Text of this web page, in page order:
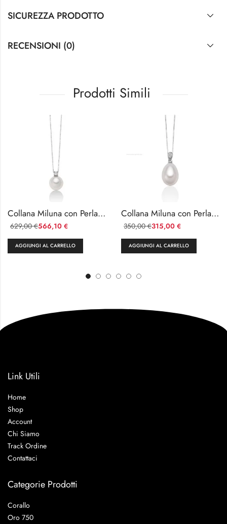
SICUREZZA PRODOTTO
RECENSIONI (0)
Prodotti Simili
Collana Miluna con Perla Akoya e Diamante in Oro 18kt
566,10 €
629,00€
AGGIUNGI AL CARRELLO
Collana Miluna con Perla Naturale e Diamanti in Oro 18kt
315,00 €
350,00€
AGGIUNGI AL CARRELLO
Categorie Prodotti
Corallo
Oro 750
Link Utili
Home
Shop
Account
Chi Siamo
Track Ordine
Contattaci